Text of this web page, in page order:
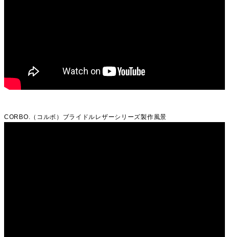
CORBO.（コルボ）ブライドルレザーシリーズ製作風景